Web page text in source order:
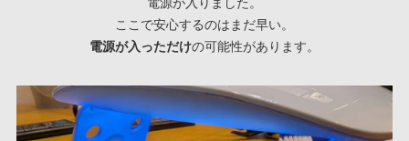
電源が入りました。
ここで安心するのはまだ早い。
電源が入っただけの可能性があります。